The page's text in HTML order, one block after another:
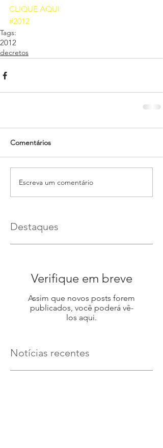
CLIQUE AQUI
#2012
Tags:
2012
decretos
Comentários
Escreva um comentário
Destaques
Verifique em breve
Assim que novos posts forem
publicados, você poderá vê-
los aqui.
Notícias recentes